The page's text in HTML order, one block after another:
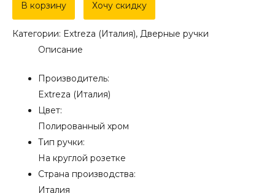
Дверная
ручка
Extreza
"TERNI"
розетке
полированный
В корзину Хочу скидку
Категории: Extreza (Италия), Дверные ручки
Описание
Производитель:
Extreza (Италия)
Цвет:
Полированный хром
Тип ручки:
На круглой розетке
Страна производства:
Италия